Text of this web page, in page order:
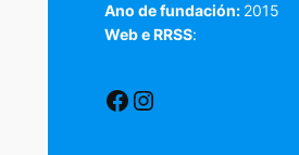
Ano de fundación: 2015
Web e RRSS:
Facebook
Instagram